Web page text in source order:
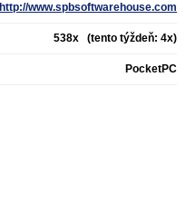
http://www.spbsoftwarehouse.com
538x (tento týždeň: 4x)
PocketPC